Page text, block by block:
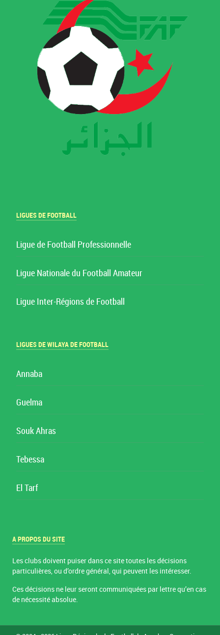
LIGUES DE FOOTBALL
Ligue de Football Professionnelle
Ligue Nationale du Football Amateur
Ligue Inter-Régions de Football
LIGUES DE WILAYA DE FOOTBALL
Annaba
Guelma
Souk Ahras
Tebessa
El Tarf
A PROPOS DU SITE
Les clubs doivent puiser dans ce site toutes les décisions
particulières, ou d’ordre général, qui peuvent les intéresser.
Ces décisions ne leur seront communiquées par lettre qu’en cas
de nécessité absolue.